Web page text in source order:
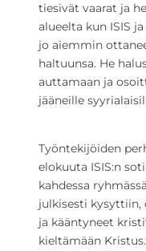
tiesivät vaarat ja
alueelta kun ISIS
jo aiemmin
haltuunsa. He
auttamaan ja
jääneille
Työntekijöiden
elokuuta ISIS:n
kahdessa
julkisesti kysyttiin,
ja kääntyneet
kieltämään